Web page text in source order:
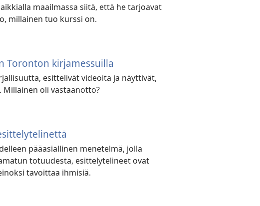
maailmassa siitä, että he tarjoavat
millainen tuo kurssi on.
Toronton kirjamessuilla
esittelivät videoita ja näyttivät,
oli vastaanotto?
pääasiallinen menetelmä, jolla
totuudesta, esittelytelineet ovat
tavoittaa ihmisiä.